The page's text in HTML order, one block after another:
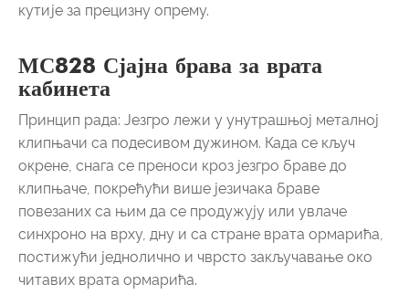
кутије за прецизну опрему.
МС828 Сјајна брава за врата
кабинета
Принцип рада: Језгро лежи у унутрашњој металној
клипњачи са подесивом дужином. Када се кључ
окрене, снага се преноси кроз језгро браве до
клипњаче, покрећући више језичака браве
повезаних са њим да се продужују или увлаче
синхроно на врху, дну и са стране врата ормарића,
постижући једнолично и чврсто закључавање око
читавих врата ормарића.